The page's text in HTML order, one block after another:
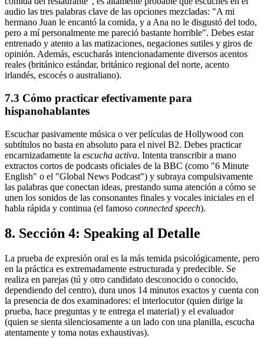
audio las tres palabras clave de las opciones mezcladas: "A mi
hermano Juan le encantó la comida, y a Ana no le disgustó del todo,
pero a mí personalmente me pareció bastante horrible". Debes estar
entrenado y atento a las matizaciones, negaciones sutiles y giros de
opinión. Además, escucharás intencionadamente diversos acentos
reales (británico estándar, británico regional del norte, acento
irlandés, escocés o australiano).
7.3 Cómo practicar efectivamente para
hispanohablantes
Escuchar pasivamente música o ver películas de Hollywood con
subtítulos no basta en absoluto para el nivel B2. Debes practicar
encarnizadamente la escucha activa. Intenta transcribir a mano
extractos cortos de podcasts oficiales de la BBC (como "6 Minute
English" o el "Global News Podcast") y subraya compulsivamente
las palabras que conectan ideas, prestando suma atención a cómo se
unen los sonidos de las consonantes finales y vocales iniciales en el
habla rápida y continua (el famoso connected speech).
8. Sección 4: Speaking al Detalle
La prueba de expresión oral es la más temida psicológicamente, pero
en la práctica es extremadamente estructurada y predecible. Se
realiza en parejas (tú y otro candidato desconocido o conocido,
dependiendo del centro), dura unos 14 minutos exactos y cuenta con
la presencia de dos examinadores: el interlocutor (quien dirige la
prueba, hace preguntas y te entrega el material) y el evaluador
(quien se sienta silenciosamente a un lado con una planilla, escucha
atentamente y toma notas exhaustivas).